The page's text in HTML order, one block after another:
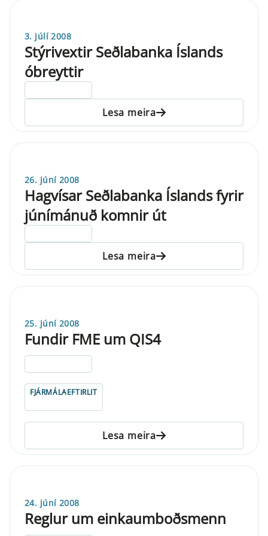
3. júlí 2008
Stýrivextir Seðlabanka Íslands
óbreyttir
Lesa meira
26. júní 2008
Hagvísar Seðlabanka Íslands fyrir
júnímánuð komnir út
Lesa meira
25. júní 2008
Fundir FME um QIS4
FJÁRMÁLAEFTIRLIT
Lesa meira
24. júní 2008
Reglur um einkaumboðsmenn